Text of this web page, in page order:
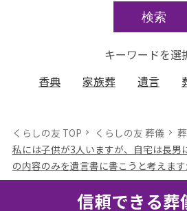
検索
キーワードを選
香典
家族葬 遺言
くらしの友 TOP くらしの友 葬儀
私には子供が3人いますが、自宅は長男
の内容のみを遺言書に書こうと考えま
信頼できる葬